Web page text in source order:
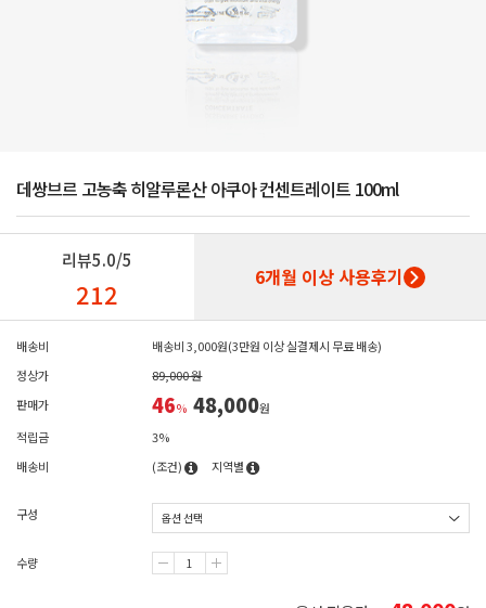
데쌍브르 고농축 히알루론산 아쿠아 컨센트레이트 100ml
리뷰5.0/5
212 6개월 이상 사용후기
배송비
배송비 3,000원(3만원 이상 실결제시 무료 배송)
정상가
89,000 원
판매가
46% 48,000원
적립금
3%
배송비
(조건) 지역별
구성
수량